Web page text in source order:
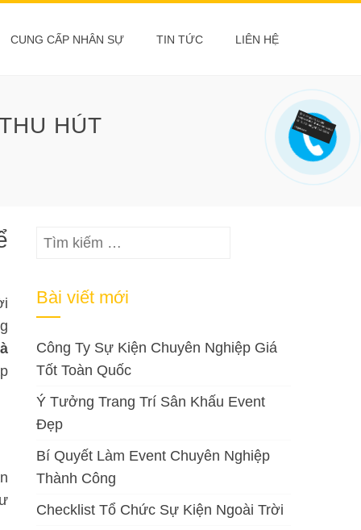
CUNG CẤP NHÂN SỰ TIN TỨC LIÊN HỆ
HÚT
Tìm
Bài viết mới
Công Ty Sự Kiện Chuyên Nghiệp Giá
Tốt Toàn Quốc
Ý Tưởng Trang Trí Sân Khấu Event
Đẹp
Bí Quyết Làm Event Chuyên Nghiệp
Thành Công
Checklist Tổ Chức Sự Kiện Ngoài Trời